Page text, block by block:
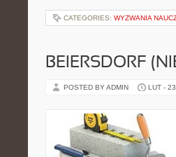
CATEGORIES: WYZWANIA
BEIERSDORF
POSTED BY ADMIN LUT -